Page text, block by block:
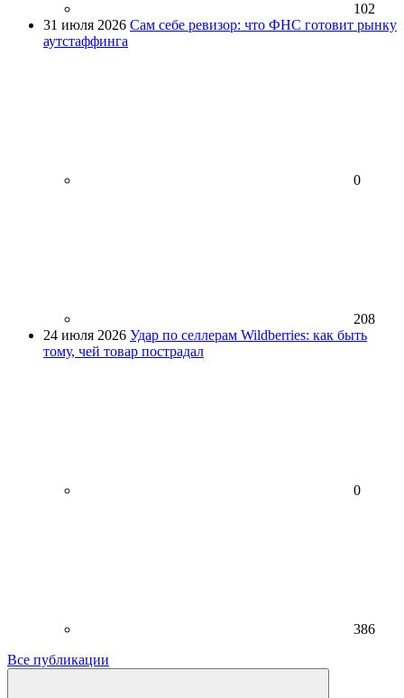
102
31 июля 2026 Сам себе ревизор: что ФНС готовит рынку
аутстаффинга
0
208
24 июля 2026 Удар по селлерам Wildberries: как быть
тому, чей товар пострадал
0
386
Все публикации